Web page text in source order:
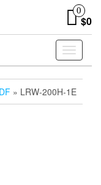
0
$0
Toggle
» LRW-200H-1E